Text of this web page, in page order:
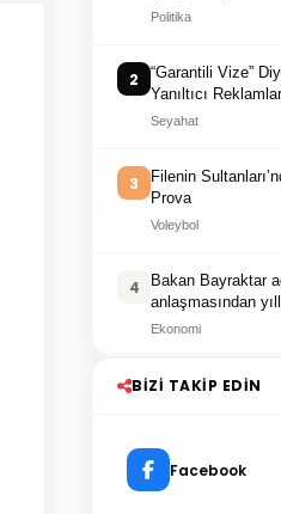
Politika
2
“Garantili Vize”
Yanıltıcı
Seyahat
3
Filenin
Prova
Voleybol
4
Bakan Bayraktar
anlaşmasından
sağlayacak
Ekonomi
BIZI TAKIP EDIN
Facebook